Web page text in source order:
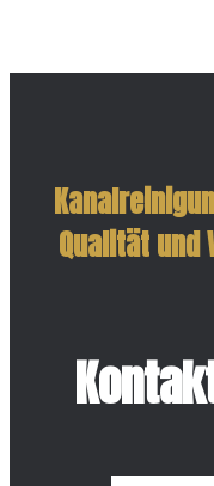
Qualität